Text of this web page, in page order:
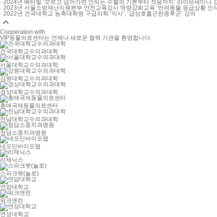
· 2024년 베터빌 ‘모르고 넘어가면 안되는 수혈의 기본부터 적용까지’ 라이브세미나
· 2023년 서울소방재난지원본부 안전교육강사 역량강화교육 ‘반려동물 응급상황 인
· 2022년 건국대학교 농축대학원 구급의학 ‘익사’, ‘급성호흡곤란증후군’ 강의

Cooperation with
VIP동물의료센터는 언제나 새로운 협력 기관을 환영합니다.
건국대학교수의과대학
서울대학교수의과대학
강원대학교수의과대학
경상대학교수의과대학
총애국제동물의료센터
전남대학교수의과대학
청담소중치과병원
네오딘바이오랩
리제닉스
스파크펫(놀로)
연암대학교
워크앤런
연성대학교